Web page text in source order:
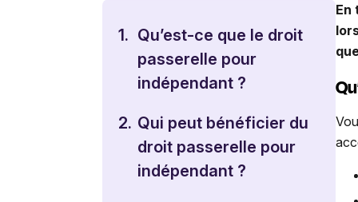
1. Qu’est-ce que le droit
passerelle pour
indépendant ?
2. Qui peut bénéficier du
droit passerelle pour
indépendant ?
En